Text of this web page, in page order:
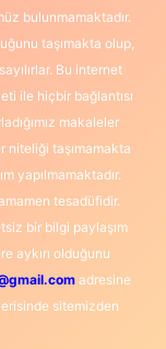
bulunmamaktadır.
taşımakta olup,
Bu internet
ile hiçbir bağlantısı
makaleler
niteliği taşımamakta
yapılmamaktadır.
tesadüfidir.
bir bilgi paylaşım
aykırı olduğunu
adresine
sitemizden